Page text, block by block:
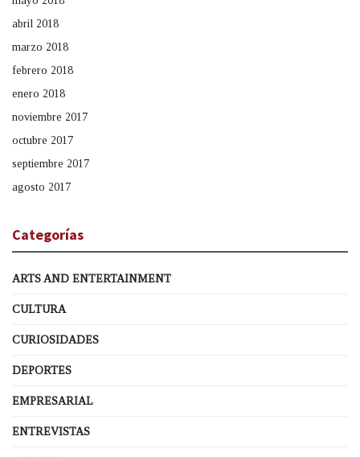
abril 2018
marzo 2018
febrero 2018
enero 2018
noviembre 2017
octubre 2017
septiembre 2017
agosto 2017
Categorías
ARTS AND ENTERTAINMENT
CULTURA
CURIOSIDADES
DEPORTES
EMPRESARIAL
ENTREVISTAS